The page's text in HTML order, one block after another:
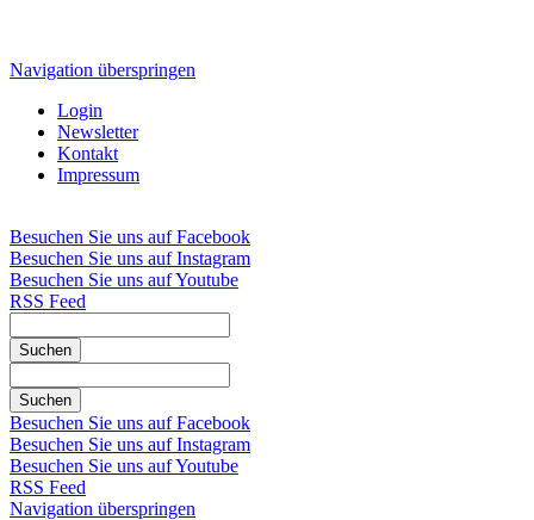
Navigation überspringen
Login
Newsletter
Kontakt
Impressum
Besuchen Sie uns auf Facebook
Besuchen Sie uns auf Instagram
Besuchen Sie uns auf Youtube
RSS Feed
Suchen
Suchen
Besuchen Sie uns auf Facebook
Besuchen Sie uns auf Instagram
Besuchen Sie uns auf Youtube
RSS Feed
Navigation überspringen